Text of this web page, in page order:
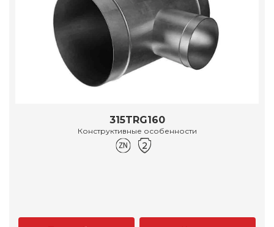
315TRG160
Конструктивные особенности